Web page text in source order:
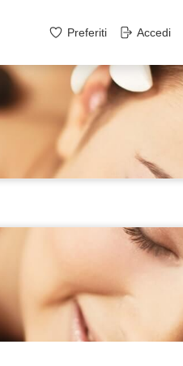
Preferiti Accedi